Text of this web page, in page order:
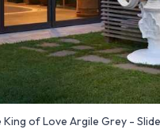
King of Love Argile Grey -